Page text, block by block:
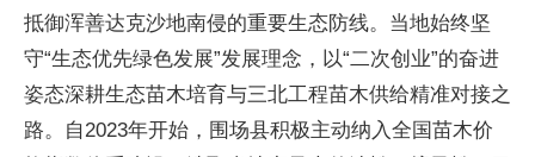
抵御浑善达克沙地南侵的重要生态防线。当地始终坚
守“生态优先绿色发展”发展理念，以“二次创业”的奋进
姿态深耕生态苗木培育与三北工程苗木供给精准对接之
路。自2023年开始，围场县积极主动纳入全国苗木价